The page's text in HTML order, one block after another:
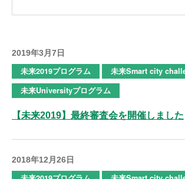
2019年3月7日
未来2019プログラム
未来Smart city
未来Universityプログラム
【未来2019】最終審査会を開催しました
2018年12月26日